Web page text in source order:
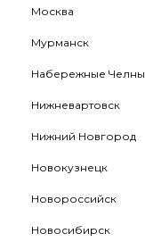
Москва
Мурманск
Набережные Челны
Нижневартовск
Нижний Новгород
Новокузнецк
Новороссийск
Новосибирск